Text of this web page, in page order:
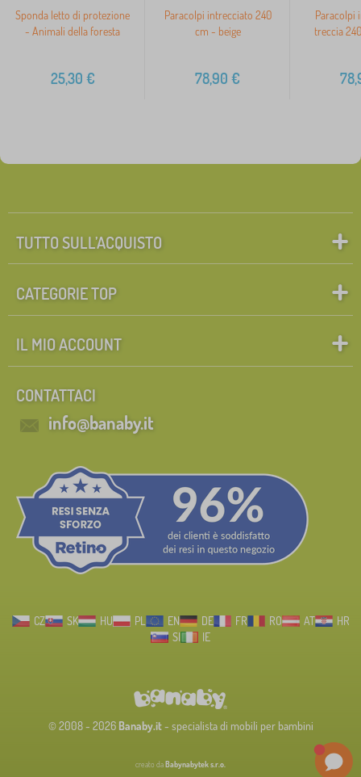
Sponda letto di protezione
- Animali della foresta
25,30 €
Paracolpi intrecciato 240
cm - beige
78,90 €
Paracolpi
treccia
TUTTO SULL’ACQUISTO
CATEGORIE TOP
IL MIO ACCOUNT
CONTATTACI
info@banaby.it
CZ SK HU PL EN DE FR RO AT
HR
SI
IE
© 2008 - 2026 Banaby.it- specialista di mobili per bambini
creato da Babynabytek s.r.o.